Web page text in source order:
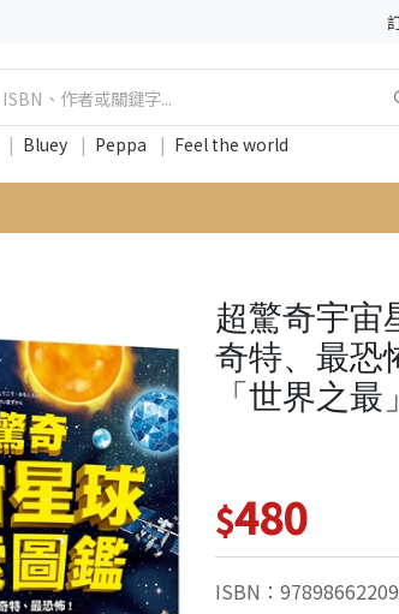
| Bluey | Peppa | Feel the world
超驚奇宇宙
奇特、最恐
「世界之
$480
ISBN：